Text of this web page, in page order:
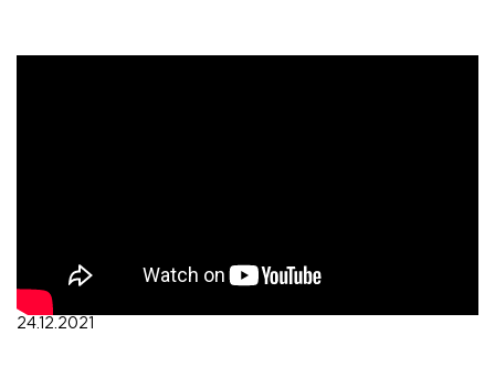
24.12.2021